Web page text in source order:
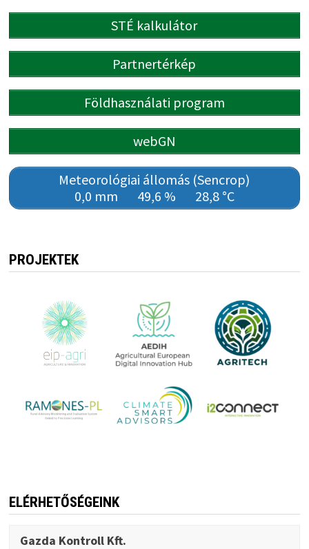
STÉ kalkulátor
Partnertérkép
Földhasználati program
webGN
Meteorológiai állomás (Sencrop)
0,0 mm
49,6 % 28,8 °C
PROJEKTEK
ELÉRHETŐSÉGEINK
Gazda Kontroll Kft.